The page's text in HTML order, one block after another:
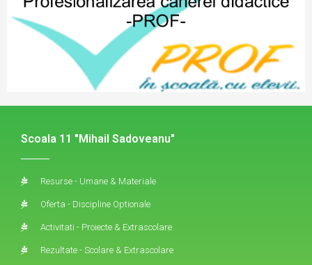
Scoala 11 "Mihail Sadoveanu"
Resurse - Umane & Materiale
Oferta - Discipline Optionale
Activitati - Proiecte & Extrascolare
Rezultate - Scolare & Extrascolare